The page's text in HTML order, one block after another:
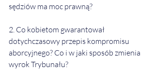
sędziów ma moc prawną?
2. Co kobietom gwarantował
dotychczasowy przepis kompromisu
aborcyjnego? Co i w jaki sposób zmienia
wyrok Trybunału?